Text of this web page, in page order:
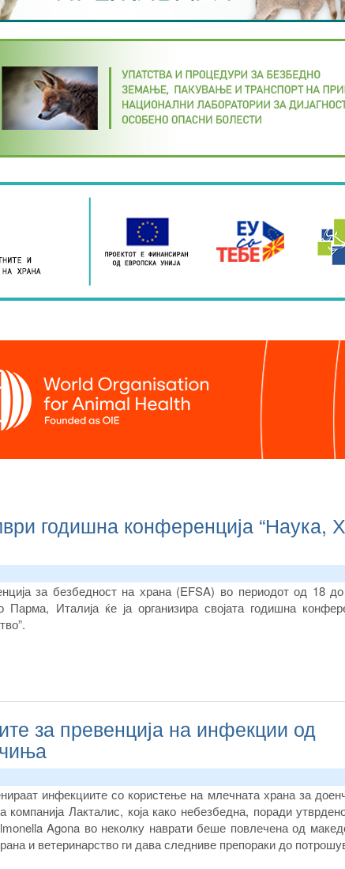
годишна конференција “Наука,
за безбедност на храна (EFSA) во периодот од 18
Парма, Италија ќе ја организира својата годишна
за превенција на инфекции од
инфекциите со користење на млечната храна за
компанија Лакталис, која како небезбедна, поради
Agona во неколку наврати беше повлечена од
и ветеринарство ги дава следниве препораки до